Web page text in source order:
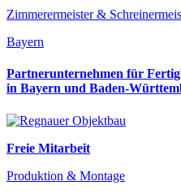
Zimmerermeister &
Bayern
Partnerunternehmen für
in Bayern und Baden-
Freie Mitarbeit
Produktion & Montage